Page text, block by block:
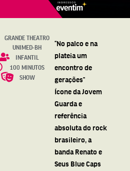
GRANDE THEATRO
UNIMED-BH
INFANTIL
100 MINUTOS
SHOW
“No palco e na
plateia um
encontro de
gerações”⁠
Ícone da Jovem
Guarda e
referência
absoluta do rock
brasileiro, a
banda Renato e
Seus Blue Caps